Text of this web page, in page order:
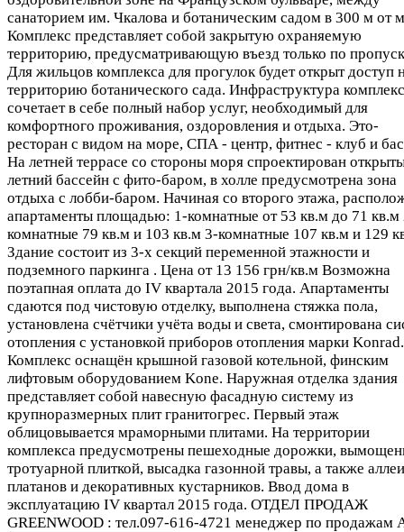
санаторием им. Чкалова и ботаническим садом в 300 м от
Комплекс представляет собой закрытую охраняемую
территорию, предусматривающую въезд только по
Для жильцов комплекса для прогулок будет открыт доступ
территорию ботанического сада. Инфраструктура
сочетает в себе полный набор услуг, необходимый для
комфортного проживания, оздоровления и отдыха. Это-
ресторан с видом на море, СПА - центр, фитнес - клуб и
На летней террасе со стороны моря спроектирован
летний бассейн с фито-баром, в холле предусмотрена зона
отдыха с лобби-баром. Начиная со второго этажа,
апартаменты площадью: 1-комнатные от 53 кв.м до 71 кв.м
комнатные 79 кв.м и 103 кв.м 3-комнатные 107 кв.м и 129
Здание состоит из 3-х секций переменной этажности и
подземного паркинга . Цена от 13 156 грн/кв.м Возможна
поэтапная оплата до IV квартала 2015 года. Апартаменты
сдаются под чистовую отделку, выполнена стяжка пола,
установлена счётчики учёта воды и света, смонтирована
отопления с установкой приборов отопления марки Konrad.
Комплекс оснащён крышной газовой котельной, финским
лифтовым оборудованием Kone. Наружная отделка здания
представляет собой навесную фасадную систему из
крупноразмерных плит гранитогрес. Первый этаж
облицовывается мраморными плитами. На территории
комплекса предусмотрены пешеходные дорожки,
тротуарной плиткой, высадка газонной травы, а также аллеи
платанов и декоративных кустарников. Ввод дома в
эксплуатацию IV квартал 2015 года. ОТДЕЛ ПРОДАЖ
GREENWOOD : тел.097-616-4721 менеджер по продажам